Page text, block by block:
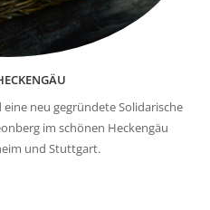
neu gegründete Solidarische
im schönen Heckengäu
und Stuttgart.